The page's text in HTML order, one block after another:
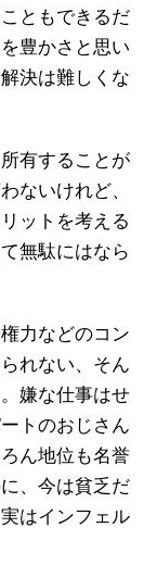
ともできるだ
豊かさと思い
決は難しくな
有することが
ないけれど、
ットを考える
無駄にはなら
力などのコン
れない、そん
嫌な仕事はせ
トのおじさん
ん地位も名誉
、今は貧乏だ
はインフェル